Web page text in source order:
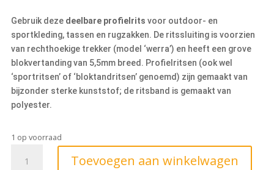
Gebruik deze deelbare profielrits voor outdoor- en
sportkleding, tassen en rugzakken. De ritssluiting is voorzien
van rechthoekige trekker (model ‘werra’) en heeft een grove
blokvertanding van 5,5mm breed. Profielritsen (ook wel
‘sportritsen’ of ‘bloktandritsen’ genoemd) zijn gemaakt van
bijzonder sterke kunststof; de ritsband is gemaakt van
polyester.
1 op voorraad
Toevoegen aan winkelwagen